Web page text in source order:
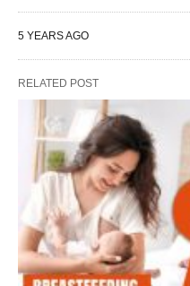
5 YEARS AGO
RELATED POST